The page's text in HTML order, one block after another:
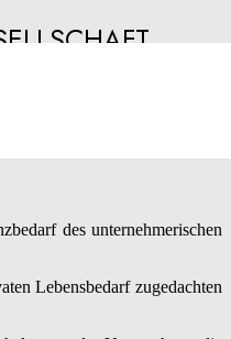
des unternehmerischen
Lebensbedarf zugedachten